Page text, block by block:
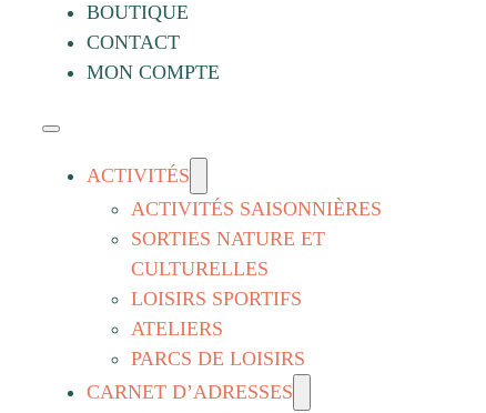
BOUTIQUE
CONTACT
MON COMPTE
ACTIVITÉS
ACTIVITÉS SAISONNIÈRES
SORTIES NATURE ET
CULTURELLES
LOISIRS SPORTIFS
ATELIERS
PARCS DE LOISIRS
CARNET D’ADRESSES